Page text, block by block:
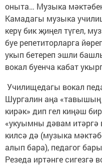
оныта… Музыка
Камадагы музыка
керү бик җиңел түгел,
буе репетиторларга
укып бетереп эшли
вокал буенча кабат
Училищедагы вокал
Шургалин аңа «тавышың
кирәк» дип гел киңәш
«укуымны дәвам
килсә дә (музыка
алып бара), педагог
Резеда иртәнге сигезгә